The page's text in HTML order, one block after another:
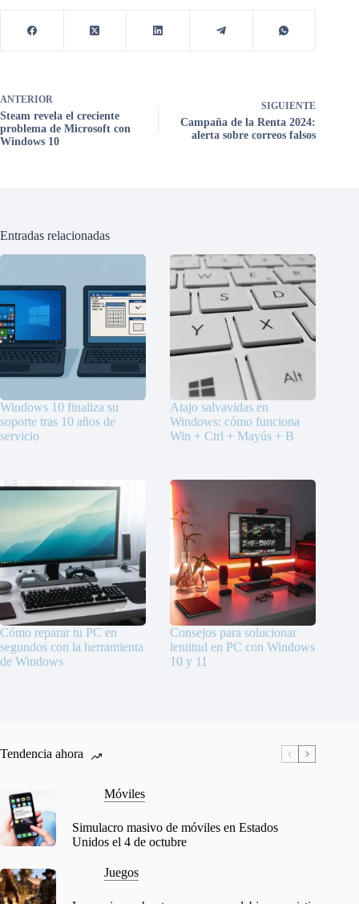
ANTERIOR
Steam revela el creciente
problema de Microsoft con
Windows 10
SIGUIENTE
Campaña de la Renta 2024:
alerta sobre correos falsos
Entradas relacionadas
Windows 10 finaliza su
soporte tras 10 años de
servicio
Atajo salvavidas en
Windows: cómo funciona
Win + Ctrl + Mayús + B
Cómo reparar tu PC en
segundos con la herramienta
de Windows
Consejos para solucionar
lentitud en PC con Windows
10 y 11
Tendencia ahora
Móviles
Simulacro masivo de móviles en Estados
Unidos el 4 de octubre
Juegos